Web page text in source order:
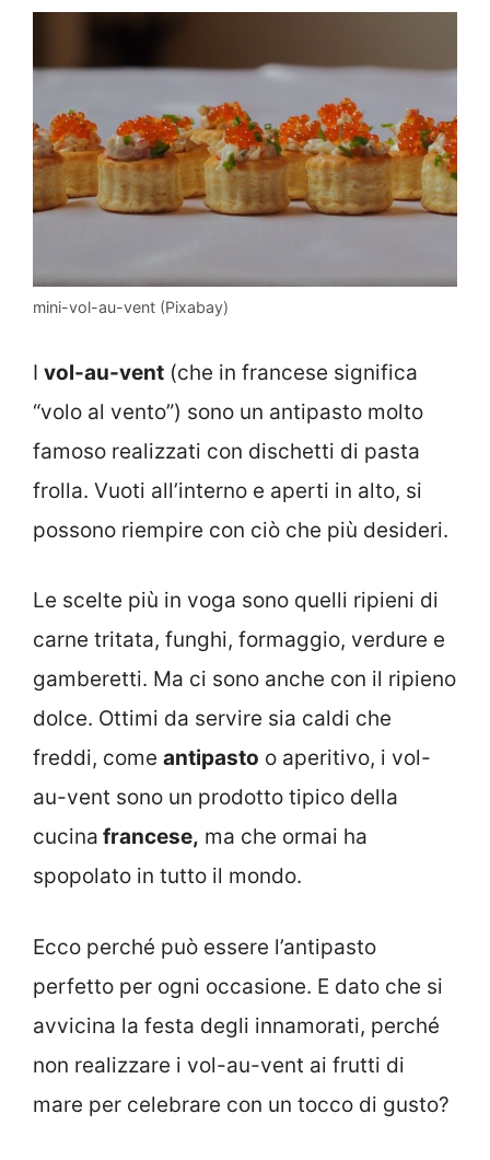
mini-vol-au-vent (Pixabay)
I vol-au-vent (che in francese significa
“volo al vento”) sono un antipasto molto
famoso realizzati con dischetti di pasta
frolla. Vuoti all’interno e aperti in alto, si
possono riempire con ciò che più desideri.
Le scelte più in voga sono quelli ripieni di
carne tritata, funghi, formaggio, verdure e
gamberetti. Ma ci sono anche con il ripieno
dolce. Ottimi da servire sia caldi che
freddi, come antipasto o aperitivo, i vol-
au-vent sono un prodotto tipico della
cucina francese, ma che ormai ha
spopolato in tutto il mondo.
Ecco perché può essere l’antipasto
perfetto per ogni occasione. E dato che si
avvicina la festa degli innamorati, perché
non realizzare i vol-au-vent ai frutti di
mare per celebrare con un tocco di gusto?